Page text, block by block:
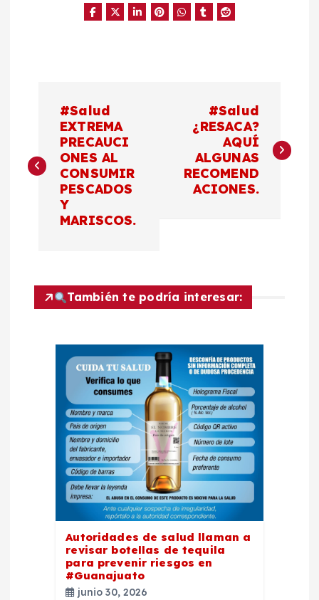
v
c
#Salud
EXTREMA
PRECAUCI
ONES AL
CONSUMIR
PESCADOS
Y
MARISCOS.
#Salud
¿RESACA?
AQUÍ
ALGUNAS
RECOMEND
ACIONES.
También te podría interesar:
Autoridades de salud llaman a
revisar botellas de tequila
para prevenir riesgos en
#Guanajuato
junio 30, 2026